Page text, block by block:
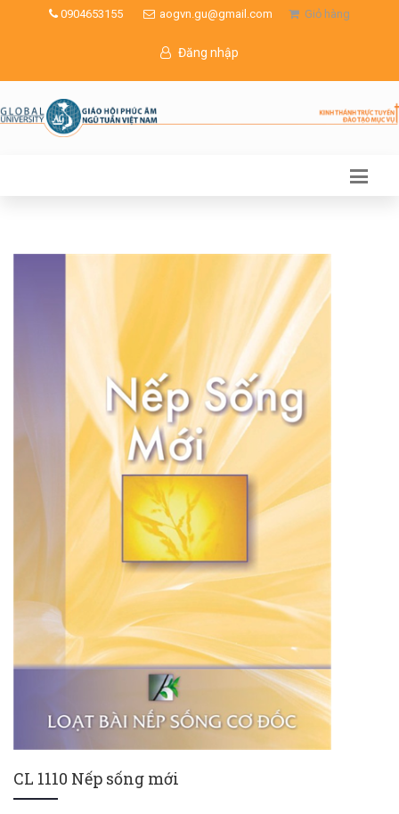
0904653155 aogvn.gu@gmail.com Giỏ hàng
Đăng nhập
CL 1110 Nếp sống mới